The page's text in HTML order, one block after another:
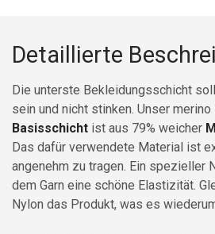
Detaillierte
Die unterste Bekleidungsschicht
sein und nicht stinken. Unser
Basisschicht ist aus 79% weicher
Das dafür verwendete Material ist
angenehm zu tragen. Ein spezieller
dem Garn eine schöne Elastizität.
Nylon das Produkt, was es